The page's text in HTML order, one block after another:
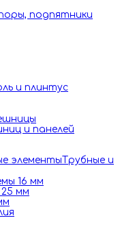
подпятники
и плинтус
и панелей
Трубные и
16 мм
мм